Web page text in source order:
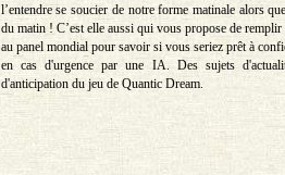
l’entendre se soucier de notre forme matinale alors
du matin ! C’est elle aussi qui vous propose de
au panel mondial pour savoir si vous seriez prêt à
en cas d'urgence par une IA. Des sujets
d'anticipation du jeu de Quantic Dream.